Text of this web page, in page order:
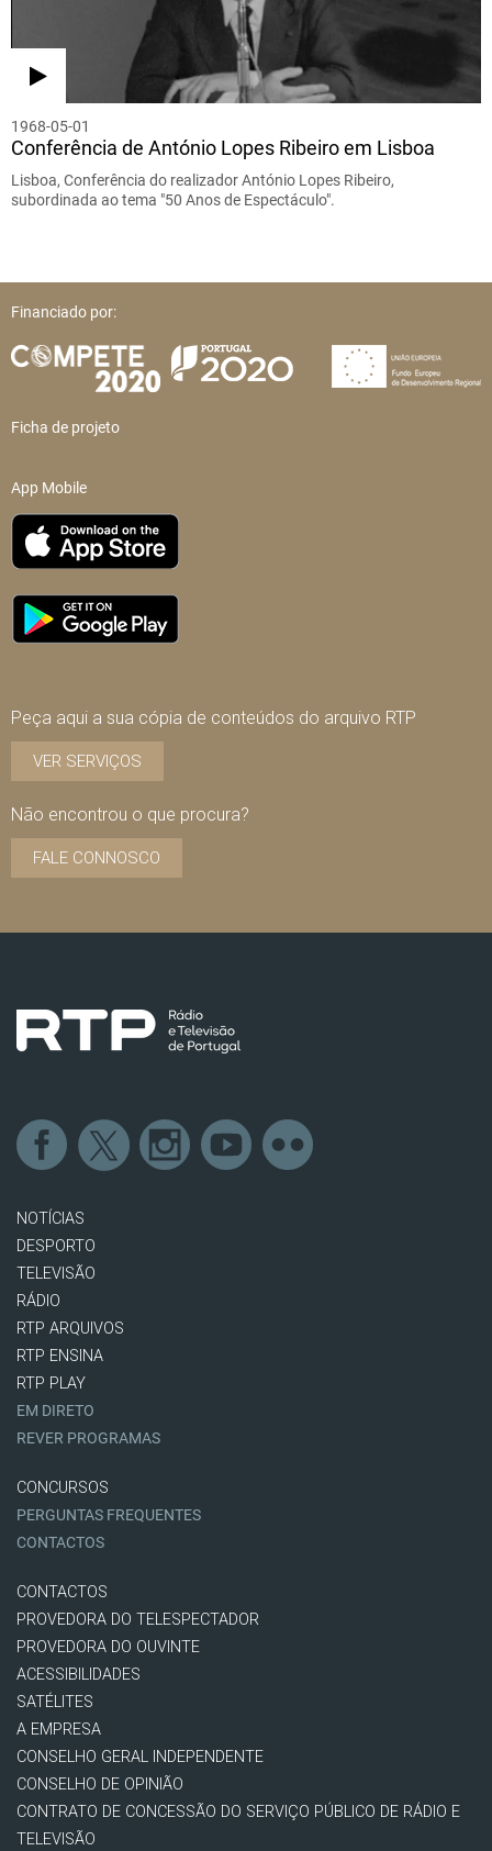
1968-05-01
Conferência de António Lopes Ribeiro em Lisboa
Lisboa, Conferência do realizador António Lopes Ribeiro,
subordinada ao tema "50 Anos de Espectáculo".
Financiado por:
Ficha de projeto
App Mobile
Peça aqui a sua cópia de conteúdos do arquivo RTP
VER SERVIÇOS
Não encontrou o que procura?
FALE CONNOSCO
NOTÍCIAS
DESPORTO
TELEVISÃO
RÁDIO
RTP ARQUIVOS
RTP ENSINA
RTP PLAY
EM DIRETO
REVER PROGRAMAS
CONCURSOS
PERGUNTAS FREQUENTES
CONTACTOS
CONTACTOS
PROVEDORA DO TELESPECTADOR
PROVEDORA DO OUVINTE
ACESSIBILIDADES
SATÉLITES
A EMPRESA
CONSELHO GERAL INDEPENDENTE
CONSELHO DE OPINIÃO
CONTRATO DE CONCESSÃO DO SERVIÇO PÚBLICO DE RÁDIO E
TELEVISÃO